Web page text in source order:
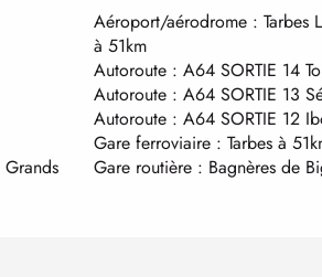
Grands
Aéroport/aérodrome : Tarbes
à 51km
Autoroute : A64 SORTIE 14
Autoroute : A64 SORTIE 13
Autoroute : A64 SORTIE 12
Gare ferroviaire : Tarbes à
Gare routière : Bagnères de